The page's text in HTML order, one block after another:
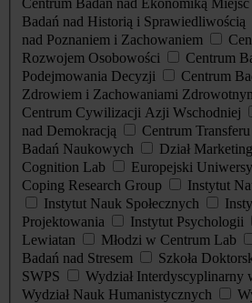
Badań nad Historią i Sprawiedliwością
nad Poznaniem i Zachowaniem
Rozwojem Osobowości
Centrum
Podejmowania Decyzji
Centrum
Zdrowiem i Zachowaniami
Centrum Cywilizacji Azji Wschodniej
nad Demokracją
Centrum
Badań Naukowych
Dział
Cognition Lab
Europejski
Coping Research Group
Instytut
Instytut Nauk Społecznych
Projektowania
Instytut Psychologii
Lewiatan
Młodzi w Centrum Lab
Badań nad Stresem
Szkoła
SWPS
Wydział Interdyscyplinarny
Wydział Nauk Humanistycznych